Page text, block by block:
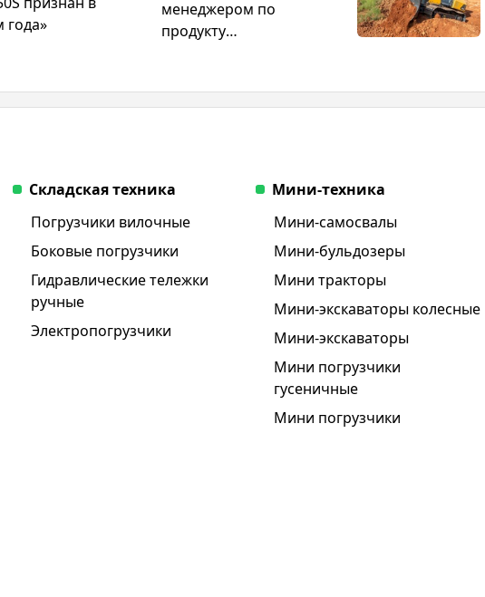
года»
менеджером по
продукту
Беларуси. В центре
складов дилеров и
повышения утильсбора
Складская техника
Погрузчики вилочные
Боковые погрузчики
Гидравлические тележки
ручные
Электропогрузчики
Мини-техника
Мини-самосвалы
Мини-бульдозеры
Мини тракторы
Мини-экскаваторы колесные
Мини-экскаваторы
Мини погрузчики
гусеничные
Мини погрузчики